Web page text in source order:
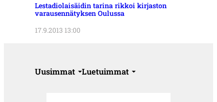
Lestadiolaisäidin tarina rikkoi kirjaston
varausennätyksen Oulussa
17.9.2013 13:00
Uusimmat Luetuimmat